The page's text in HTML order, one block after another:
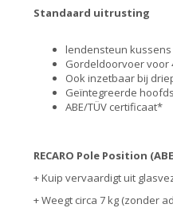
Standaard uitrusting
lendensteun kussens
Gordeldoorvoer voor
Ook inzetbaar bij
Geïntegreerde
ABE/TÜV certificaat*
RECARO Pole Position
+ Kuip vervaardigt uit
+ Weegt circa 7 kg (zonder